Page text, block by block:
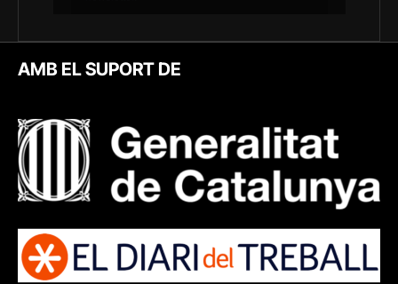
AMB EL SUPORT DE